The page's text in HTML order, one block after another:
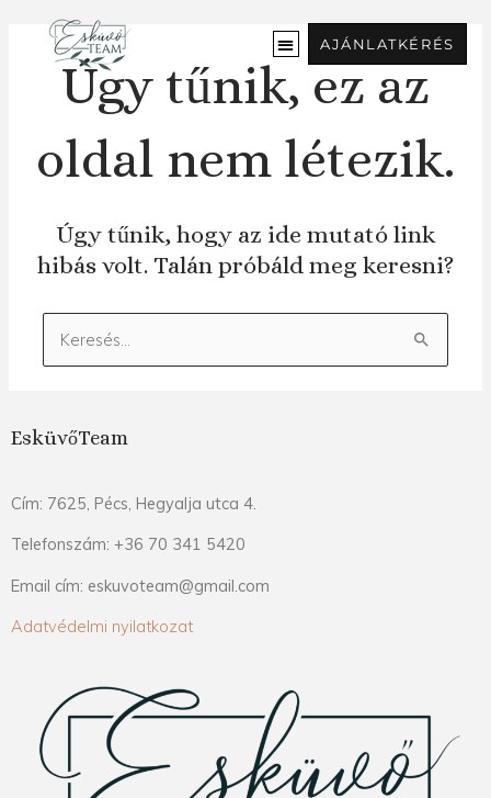
tartalomra
AJÁNLATKÉRÉS
Úgy tűnik, ez az
oldal nem létezik.
Úgy tűnik, hogy az ide mutató link
hibás volt. Talán próbáld meg keresni?
Keresés:
EsküvőTeam
Cím: 7625, Pécs, Hegyalja utca 4.
Telefonszám: +36 70 341 5420
Email cím: eskuvoteam@gmail.com
Adatvédelmi nyilatkozat